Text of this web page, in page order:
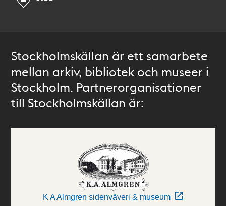
Stockholmskällan är ett samarbete
mellan arkiv, bibliotek och museer i
Stockholm. Partnerorganisationer
till Stockholmskällan är:
K A Almgren sidenväveri & museum